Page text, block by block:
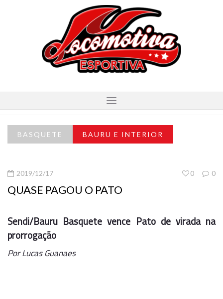
BASQUETE BAURU E INTERIOR
2019/12/17 0
0
QUASE PAGOU O PATO
Sendi/Bauru Basquete vence Pato de virada na
prorrogação
Por Lucas Guanaes